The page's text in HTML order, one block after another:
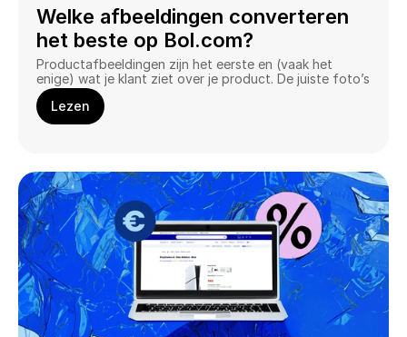
Welke afbeeldingen converteren
het beste op Bol.com?
Productafbeeldingen zijn het eerste en (vaak het
enige) wat je klant ziet over je product. De juiste foto’s
bij je Bol producten hebben een enorme impact op je
conversie.
Lezen